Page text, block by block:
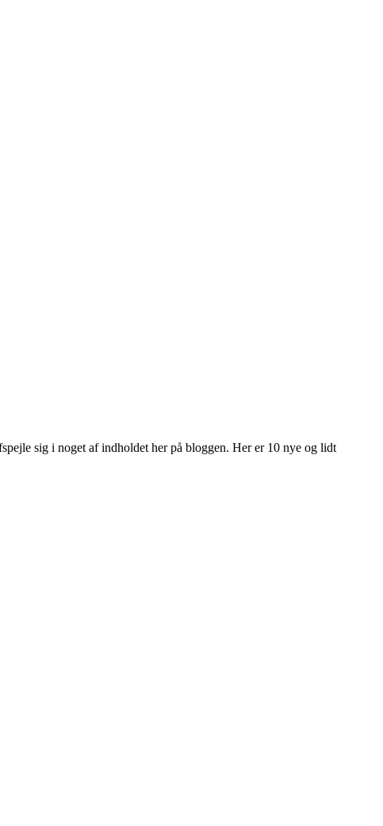
sig i noget af indholdet her på bloggen. Her er 10 nye og lidt